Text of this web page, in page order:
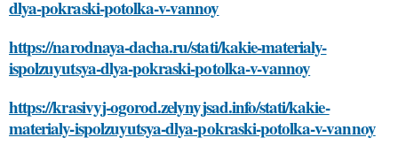
dlya-pokraski-potolka-v-vannoy
https://narodnaya-dacha.ru/stati/kakie-materialy-
ispolzuyutsya-dlya-pokraski-potolka-v-vannoy
https://krasivyj-ogorod.zelynyjsad.info/stati/kakie-
materialy-ispolzuyutsya-dlya-pokraski-potolka-v-vannoy